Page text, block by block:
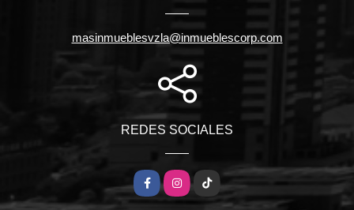
masinmueblesvzla@inmueblescorp.com
REDES SOCIALES
FacebookInstagramTikTok